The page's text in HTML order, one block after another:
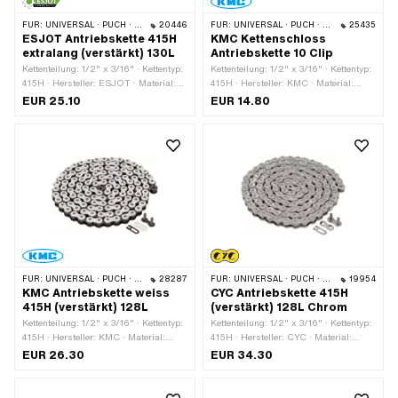
FÜR: UNIVERSAL · PUCH · SACHS · PONY / CILO (BETA 521 & 512) · ZÜNDAPP BELMONDO · TOMOS · BYE BIKE 20446
ESJOT Antriebskette 415H
extralang (verstärkt) 130L
Kettenteilung: 1/2" x 3/16" · Kettentyp:
415H · Hersteller: ESJOT · Material:
Stahl · Oberfläche: roh · Anzahl
EUR 25.10
FÜR: UNIVERSAL · PUCH · SACHS · PONY / CILO (BETA 521 & 512) · ZÜNDAPP BELMONDO · TOMOS · BYE BIKE 25435
KMC Kettenschloss
Antriebskette 10 Clip
Kettenteilung: 1/2" x 3/16" · Kettentyp:
415H · Hersteller: KMC · Material:
Stahl · Oberfläche: blank / geölt ·
Federverschluss · Ø Bohrung: 4.02
mm · Ø Stift: 3.9 mm
EUR 14.80
FÜR: UNIVERSAL · PUCH · SACHS · PONY / CILO (BETA 521 & 512) · ZÜNDAPP BELMONDO · TOMOS · BYE BIKE 28287
KMC Antriebskette weiss
415H (verstärkt) 128L
Kettenteilung: 1/2" x 3/16" · Kettentyp:
415H · Hersteller: KMC · Material:
Stahl · Oberfläche: lackiert · Farbe:
Kettenschloss-Art: Federverschluss
EUR 26.30
FÜR: UNIVERSAL · PUCH · SACHS · PONY / CILO (BETA 521 & 512) · ZÜNDAPP BELMONDO · TOMOS · BYE BIKE 19954
CYC Antriebskette 415H
(verstärkt) 128L Chrom
Kettenteilung: 1/2" x 3/16" · Kettentyp:
415H · Hersteller: CYC · Material:
Stahl · Oberfläche: lackiert · Farbe:
Kettenschloss-Art: Federverschluss
EUR 34.30